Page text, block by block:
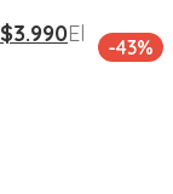
$3.990El
-43%